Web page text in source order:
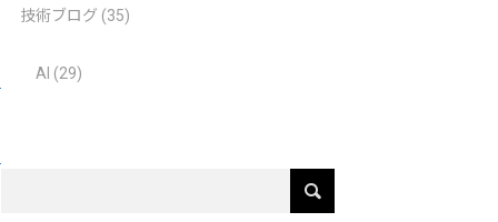
技術ブログ (35)
AI (29)